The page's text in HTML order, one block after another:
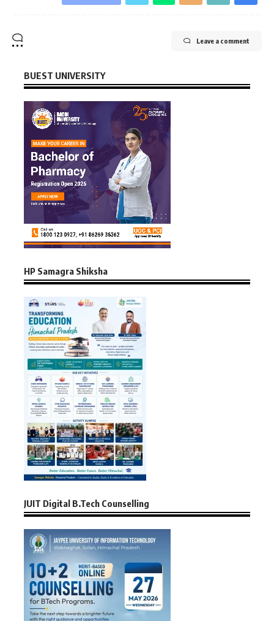
Leave a comment
BUEST UNIVERSITY
HP Samagra Shiksha
JUIT Digital B.Tech Counselling